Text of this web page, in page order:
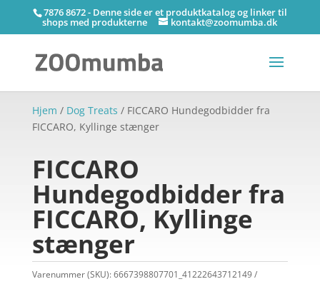
7876 8672 - Denne side er et produktkatalog og linker til
shops med produkterne kontakt@zoomumba.dk
Hjem / Dog Treats / FICCARO Hundegodbidder fra
FICCARO, Kyllinge stænger
FICCARO
Hundegodbidder fra
FICCARO, Kyllinge
stænger
Varenummer (SKU):6667398807701_41222643712149